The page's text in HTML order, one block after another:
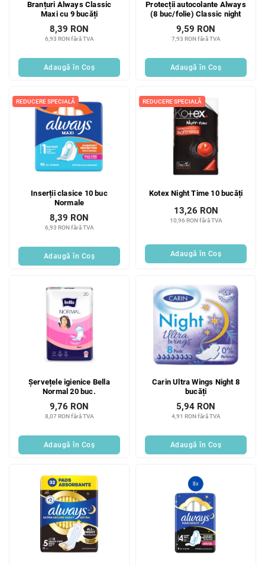
Branțuri Always Classic
Maxi cu 9 bucăți
6,93 RON fără TVA
8,39 RON
Adaugă în Coş
Protecții autocolante Always
(8 buc/folie) Classic night
7,93 RON fără TVA
9,59 RON
Adaugă în Coş
REDUCERE SPECIALĂ
Inserții clasice 10 buc
Normale
6,93 RON fără TVA
8,39 RON
Adaugă în Coş
REDUCERE SPECIALĂ
Kotex Night Time 10 bucăți
10,96 RON fără TVA
13,26 RON
Adaugă în Coş
Șervețele igienice Bella
Normal 20 buc.
8,07 RON fără TVA
9,76 RON
Adaugă în Coş
Carin Ultra Wings Night 8
bucăți
4,91 RON fără TVA
5,94 RON
Adaugă în Coş